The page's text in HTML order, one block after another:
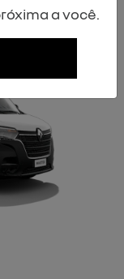
a você.